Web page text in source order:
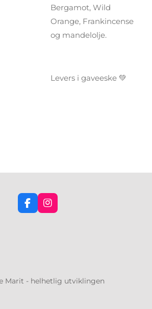
Bergamot, Wild
Orange, Frankincense
og mandelolje.
Levers i gaveeske 💚
F
a
I
n
m
Marit - helhetlig utviklingen